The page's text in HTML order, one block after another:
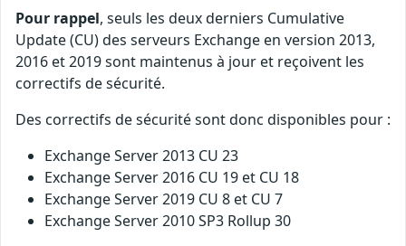
Pour rappel, seuls les deux derniers Cumulative
Update (CU) des serveurs Exchange en version 2013,
2016 et 2019 sont maintenus à jour et reçoivent les
correctifs de sécurité.
Des correctifs de sécurité sont donc disponibles pour :
Exchange Server 2013 CU 23
Exchange Server 2016 CU 19 et CU 18
Exchange Server 2019 CU 8 et CU 7
Exchange Server 2010 SP3 Rollup 30